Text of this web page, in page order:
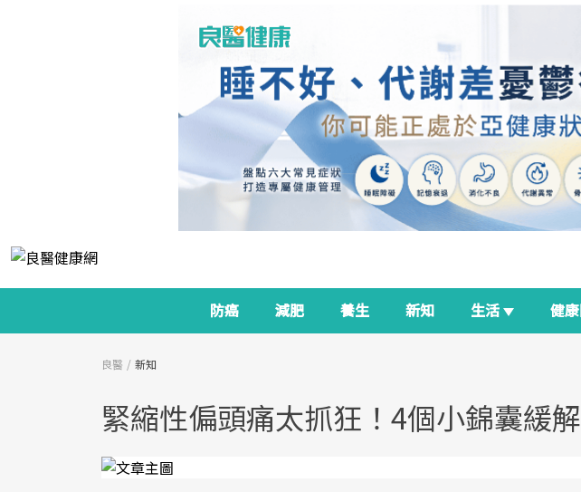
防癌 減肥 養生 新知 生活 健
良醫 新知
緊縮性偏頭痛太抓狂！4個小錦囊緩